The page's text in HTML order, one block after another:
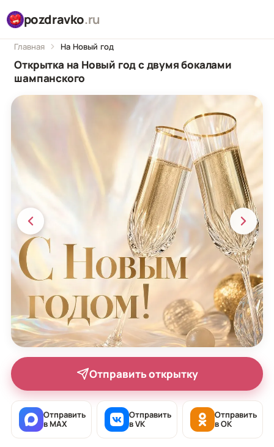
pozdravko.ru
Главная На Новый год
Открытка на Новый год с двумя бокалами
шампанского
Отправить открытку
Отправить
в MAX
Отправить
в VK
Отправить
в OK